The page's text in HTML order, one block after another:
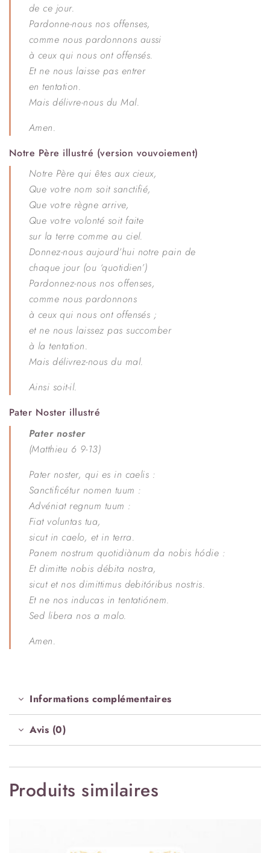
de ce jour.
Pardonne-nous nos offenses,
comme nous pardonnons aussi
à ceux qui nous ont offensés.
Et ne nous laisse pas entrer
en tentation.
Mais délivre-nous du Mal.
Amen.
Notre Père illustré (version vouvoiement)
Notre Père qui êtes aux cieux,
Que votre nom soit sanctifié,
Que votre règne arrive,
Que votre volonté soit faite
sur la terre comme au ciel.
Donnez-nous aujourd’hui notre pain de
chaque jour (ou ‘quotidien’)
Pardonnez-nous nos offenses,
comme nous pardonnons
à ceux qui nous ont offensés ;
et ne nous laissez pas succomber
à la tentation.
Mais délivrez-nous du mal.
Ainsi soit-il.
Pater Noster illustré
Pater noster
(Matthieu 6 9-13)
Pater noster, qui es in caelis :
Sanctificétur nomen tuum :
Advéniat regnum tuum :
Fiat voluntas tua,
sicut in caelo, et in terra.
Panem nostrum quotidiànum da nobis hódie :
Et dimitte nobis débita nostra,
sicut et nos dimittimus debitóribus nostris.
Et ne nos inducas in tentatiónem.
Sed libera nos a malo.
Amen.
Informations complémentaires
Avis (0)
Produits similaires